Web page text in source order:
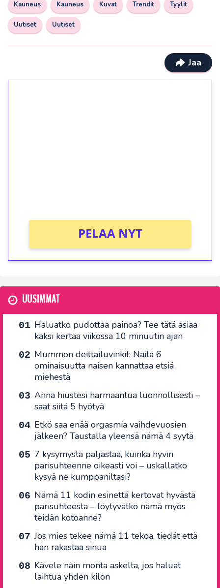
Kauneus Kauneus Kuvat Trendit Tyylit
Uutiset Uutiset
Jaa
PELAA NYT
UUSIMMAT
Haluatko pudottaa painoa? Tee tätä asiaa
kaksi kertaa viikossa 10 minuutin ajan
Mummon deittailuvinkit: Näitä 6
ominaisuutta naisen kannattaa etsiä
miehestä
Anna hiustesi harmaantua luonnollisesti –
saat siitä 5 hyötyä
Etkö saa enää orgasmia vaihdevuosien
jälkeen? Taustalla yleensä nämä 4 syytä
7 kysymystä paljastaa, kuinka hyvin
parisuhteenne oikeasti voi – uskallatko
kysyä ne kumppaniltasi?
Nämä 11 kodin esinettä kertovat hyvästä
parisuhteesta – löytyvätkö nämä myös
teidän kotoanne?
Jos mies tekee nämä 11 tekoa, tiedät että
hän rakastaa sinua
Kävele näin monta askelta, jos haluat
laihtua yhden kilon